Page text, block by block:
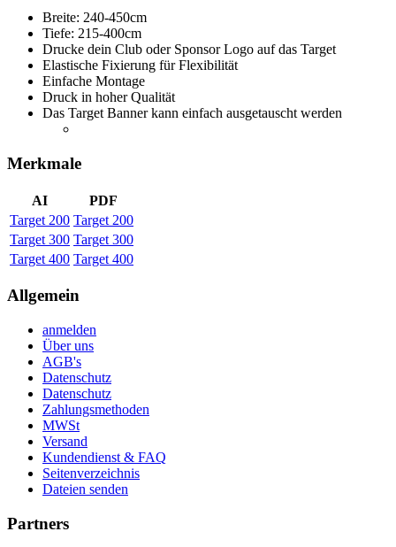
Breite: 240-450cm
Tiefe: 215-400cm
Drucke dein Club oder Sponsor Logo auf das Target
Elastische Fixierung für Flexibilität
Einfache Montage
Druck in hoher Qualität
Das Target Banner kann einfach ausgetauscht werden
Merkmale
AI
PDF
Target 200 Target 200
Target 300 Target 300
Target 400 Target 400
Allgemein
anmelden
Über uns
AGB's
Datenschutz
Datenschutz
Zahlungsmethoden
MWSt
Versand
Kundendienst & FAQ
Seitenverzeichnis
Dateien senden
Partners